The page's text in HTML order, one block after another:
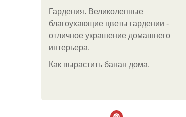
Гардения. Великолепные
благоухающие цветы гардении -
отличное украшение домашнего
интерьера.
Как вырастить банан дома.